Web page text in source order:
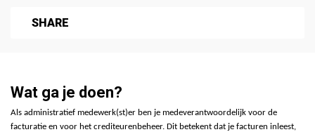
SHARE
Wat ga je doen?
Als administratief medewerk(st)er ben je medeverantwoordelijk voor de
facturatie en voor het crediteurenbeheer. Dit betekent dat je facturen inleest,